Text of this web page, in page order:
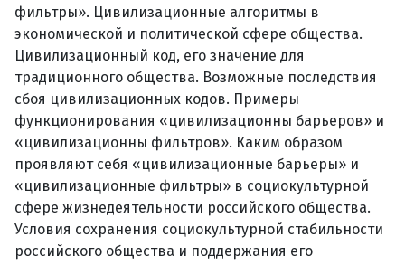
фильтры». Цивилизационные алгоритмы в
экономической и политической сфере общества.
Цивилизационный код, его значение для
традиционного общества. Возможные последствия
сбоя цивилизационных кодов. Примеры
функционирования «цивилизационны барьеров» и
«цивилизационны фильтров». Каким образом
проявляют себя «цивилизационные барьеры» и
«цивилизационные фильтры» в социокультурной
сфере жизнедеятельности российского общества.
Условия сохранения социокультурной стабильности
российского общества и поддержания его